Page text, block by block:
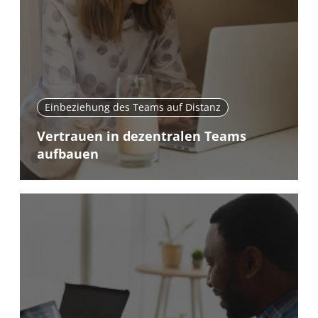
Einbeziehung des Teams auf Distanz
Vertrauen in dezentralen Teams
aufbauen